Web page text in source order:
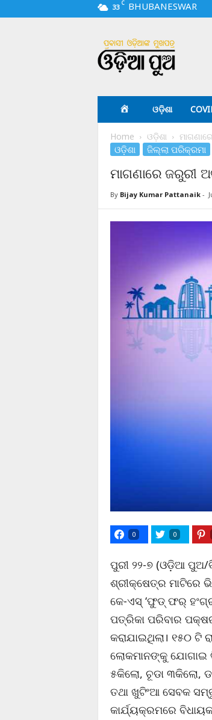
33 C BHUBANESWAR
i
a
ଓଡ଼ିଶା
Home ଓଡ଼ିଶା
ଓଡ଼ିଶା ଜିଲ୍ଲା ପରିକ୍ରମା
ମାଗଣାରେ ଜରୁରୀ
By Bijay Kumar Pattanaik-
0 0
ପୁରୀ ୨୨-୭ (ଓଡ଼ିଆ ପୁଅ/
ଶ୍ରୀକ୍ଷେତ୍ର ମାଟିରେ
କେ-ଏସ୍ ‘ଫୁଡ୍ ଫର୍
ପତ୍ରିକା ପରିବାର
କରାଯାଇଥିଲା। ୧୫୦
ଲୋକମାନଙ୍କୁ ଯୋଗାଇ
୫କିଲୋ, ଚୂଡା ୩କିଲୋ,
ତଥା ଖୁଟିଂଆ ସେବକ
କାର୍ଯ୍ୟକ୍ରମରେ